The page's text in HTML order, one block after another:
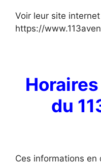
Voir leur site
https://
du
Ces informations en